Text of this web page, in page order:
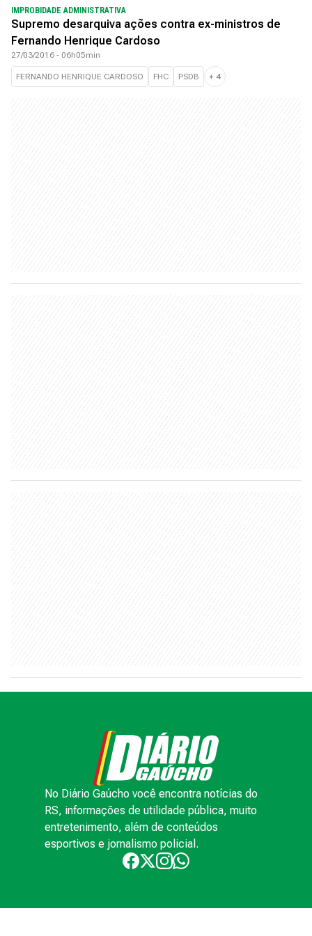
IMPROBIDADE ADMINISTRATIVA
Supremo desarquiva ações contra ex-ministros de
Fernando Henrique Cardoso
27/03/2016 - 06h05min
FERNANDO HENRIQUE CARDOSO FHC PSDB + 4
No Diário Gaúcho você encontra notícias do
RS, informações de utilidade pública, muito
entretenimento, além de conteúdos
esportivos e jornalismo policial.